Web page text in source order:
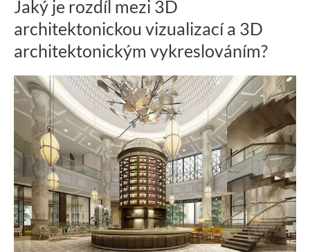
Jaký je rozdíl mezi 3D
architektonickou vizualizací a 3D
architektonickým vykreslováním?